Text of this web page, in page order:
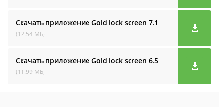
Скачать приложение Gold lock screen 7.1
(12.54 МБ)
Скачать приложение Gold lock screen 6.5
(11.99 МБ)